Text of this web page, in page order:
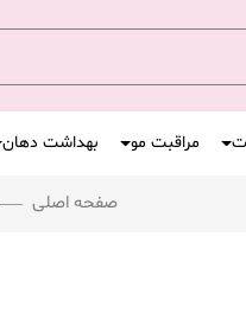
مراقبت مو بهداشت دهان
صفحه اصلی